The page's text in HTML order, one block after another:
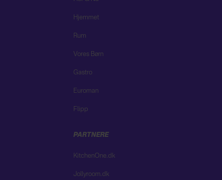
Hjemmet
Rum
Vores Børn
Gastro
Euroman
Flipp
PARTNERE
KitchenOne.dk
Jollyroom.dk